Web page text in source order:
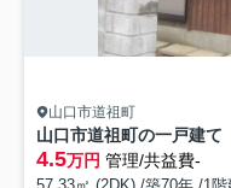
山口市道祖町
山口市道祖町の一戸建て
4.5万円 管理/共益費-